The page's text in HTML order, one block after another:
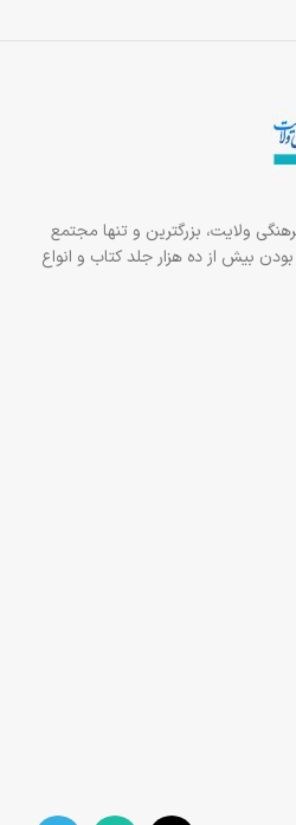
ولایت، بزرگترین و تنها مجتمع
بیش از ده هزار جلد کتاب و انواع